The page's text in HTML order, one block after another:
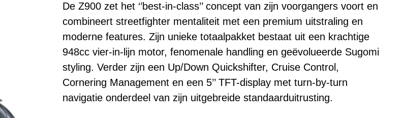
De Z900 zet het ‘’best-in-class’’ concept van zijn voorgangers voort en
combineert streetfighter mentaliteit met een premium uitstraling en
moderne features. Zijn unieke totaalpakket bestaat uit een krachtige
948cc vier-in-lijn motor, fenomenale handling en geëvolueerde Sugomi
styling. Verder zijn een Up/Down Quickshifter, Cruise Control,
Cornering Management en een 5’’ TFT-display met turn-by-turn
navigatie onderdeel van zijn uitgebreide standaarduitrusting.